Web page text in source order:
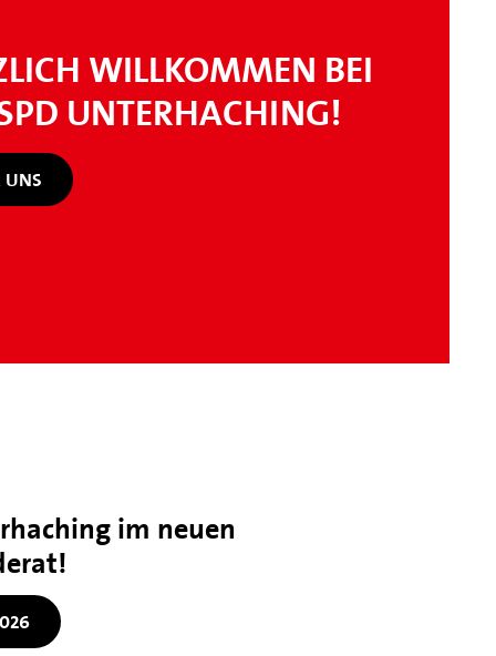
WILLKOMMEN BEI
UNTERHACHING!
UNS
im neuen